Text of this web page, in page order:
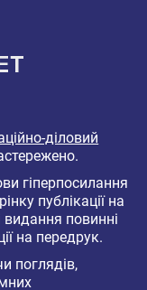
діловий
гіперпосилання
публікації на
видання повинні
на передрук.
поглядів,